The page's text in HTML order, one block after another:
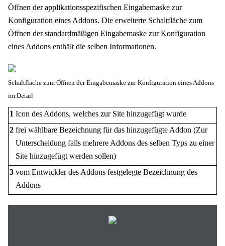
Öffnen der applikationsspezifischen Eingabemaske zur
Konfiguration eines Addons. Die erweiterte Schaltfläche zum
Öffnen der standardmäßigen Eingabemaske zur Konfiguration
eines Addons enthält die selben Informationen.
Schaltfläche zum Öffnen der Eingabemaske zur Konfiguration eines Addons
im Detail
1 Icon des Addons, welches zur Site hinzugefügt wurde
2 frei wählbare Bezeichnung für das hinzugefügte Addon (Zur
Unterscheidung falls mehrere Addons des selben Typs zu einer
Site hinzugefügt werden sollen)
3 vom Entwickler des Addons festgelegte Bezeichnung des
Addons